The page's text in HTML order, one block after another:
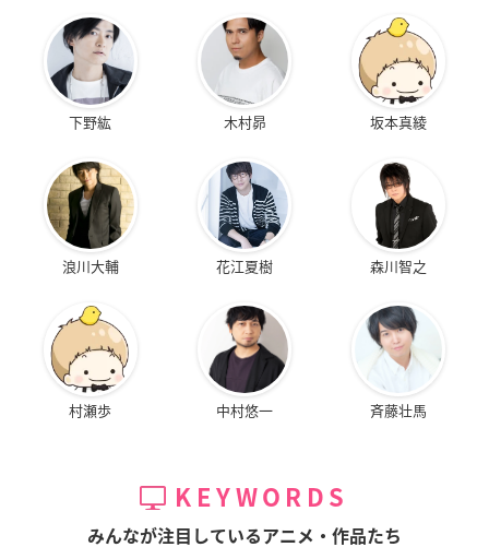
下野紘 木村昴 坂本真綾
浪川大輔 花江夏樹 森川智之
村瀬歩 中村悠一 斉藤壮馬
KEYWORDS
みんなが注目しているアニメ・作品たち